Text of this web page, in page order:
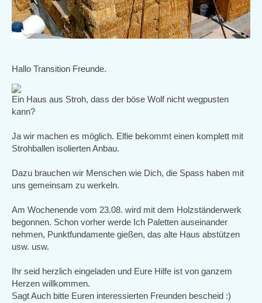
Hallo Transition Freunde.
Ein Haus aus Stroh, dass der böse Wolf nicht wegpusten
kann?
Ja wir machen es möglich. Elfie bekommt einen komplett mit
Strohballen isolierten Anbau.
Dazu brauchen wir Menschen wie Dich, die Spass haben mit
uns gemeinsam zu werkeln.
Am Wochenende vom 23.08. wird mit dem Holzständerwerk
begonnen. Schon vorher werde Ich Paletten auseinander
nehmen, Punktfundamente gießen, das alte Haus abstützen
usw. usw.
Ihr seid herzlich eingeladen und Eure Hilfe ist von ganzem
Herzen willkommen.
Sagt Auch bitte Euren interessierten Freunden bescheid :)